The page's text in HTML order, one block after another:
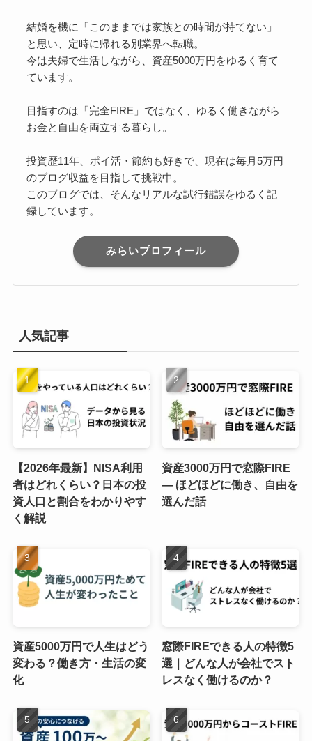
結婚を機に「このままでは家族との時間が持てない」
と思い、定時に帰れる別業界へ転職。
今は夫婦で生活しながら、資産5000万円をゆるく育て
ています。
目指すのは「完全FIRE」ではなく、ゆるく働きながら
お金と自由を両立する暮らし。
投資歴11年、ポイ活・節約も好きで、現在は毎月5万円
のブログ収益を目指して挑戦中。
このブログでは、そんなリアルな試行錯誤をゆるく記
録しています。
みらいプロフィール
人気記事
【2026年最新】NISA利用
者はどれくらい？日本の投
資人口と割合をわかりやす
く解説
資産3000万円で窓際FIRE
― ほどほどに働き、自由を
選んだ話
資産5000万円で人生はどう
変わる？働き方・生活の変
化
窓際FIREできる人の特徴5
選｜どんな人が会社でスト
レスなく働けるのか？